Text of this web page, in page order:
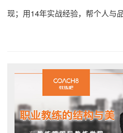
现；用14年实战经验，帮个人与